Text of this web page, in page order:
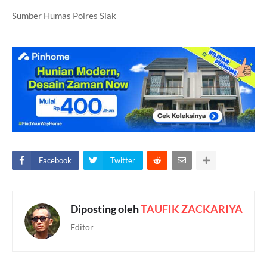
Sumber Humas Polres Siak
Facebook Twitter
Diposting olehTAUFIK ZACKARIYA
Editor